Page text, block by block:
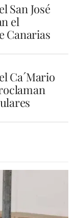
San José
el
Canarias
Ca´Mario